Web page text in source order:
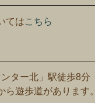
てはこちら
ター北」駅徒歩8分
ら遊歩道があります。